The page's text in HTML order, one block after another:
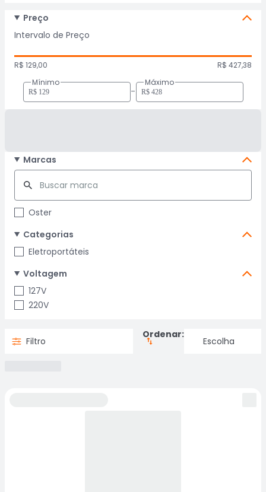
Preço
Intervalo de Preço
R$ 129,00
R$ 427,38
Mínimo
-
Máximo
Marcas
Oster
Categorias
Eletroportáteis
Voltagem
127V
220V
Filtro
Ordenar: